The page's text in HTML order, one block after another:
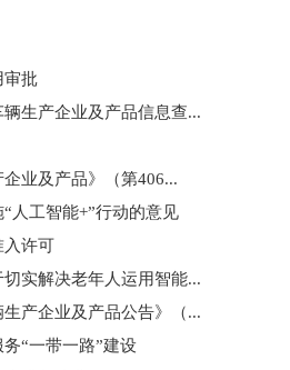
审批
生产企业及产品信息查...
企业及产品》（第406...
“人工智能+”行动的意见
入许可
切实解决老年人运用智能...
生产企业及产品公告》（...
“一带一路”建设